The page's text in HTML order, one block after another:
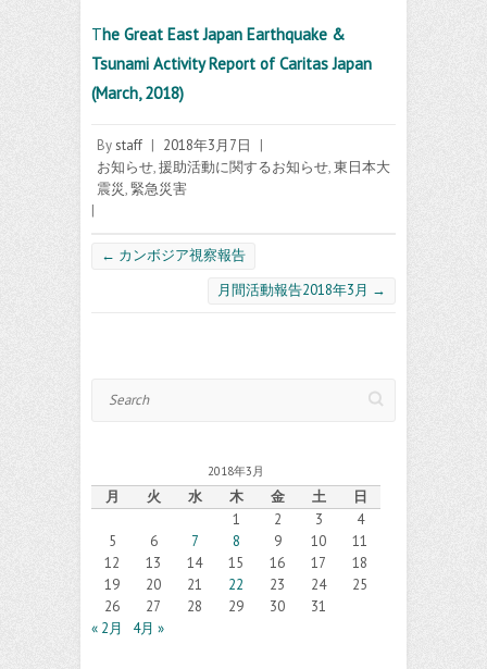
The Great East Japan Earthquake &
Tsunami Activity Report of Caritas Japan
(March, 2018)
Bystaff | 2018年3月7日
|
お知らせ,援助活動に関するお知らせ,東日本大
震災,緊急災害
|
← カンボジア視察報告
月間活動報告2018年3月 →
2018年3月
月 火 水 木 金 土
日
1
2 3
4
5
6 7 8 9 10
11
12
13 14 15 16 17
18
19
20 21 22 23 24
25
26
27 28 29 30
31
« 2月
4月 »